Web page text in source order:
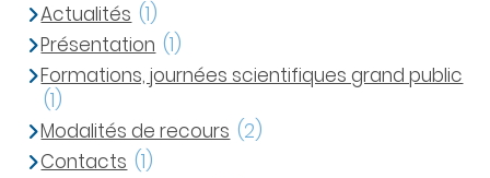
Actualités (1)
Présentation (1)
Formations, journées scientifiques grand public
(1)
Modalités de recours (2)
Contacts (1)